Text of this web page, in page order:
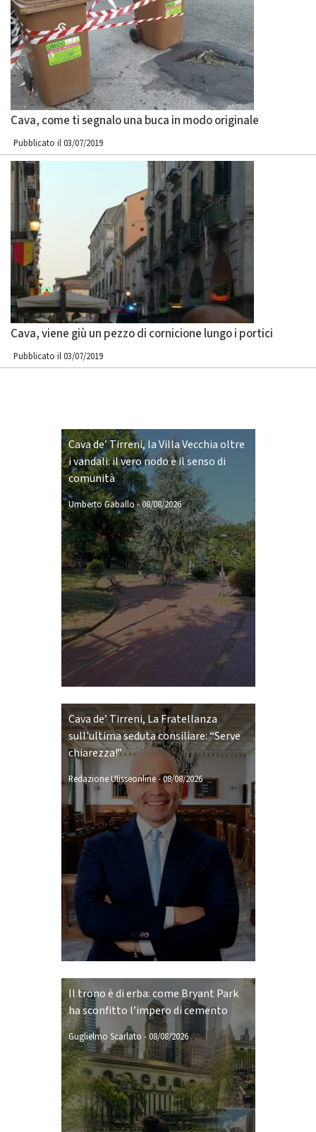
Cava, come ti segnalo una buca in modo originale
Pubblicato il 03/07/2019
Cava, viene giù un pezzo di cornicione lungo i portici
Pubblicato il 03/07/2019
Cava de’ Tirreni, la Villa Vecchia oltre
i vandali: il vero nodo è il senso di
comunità
Umberto Gaballo-08/08/2026
Cava de’ Tirreni, La Fratellanza
sull'ultima seduta consiliare: “Serve
chiarezza!”
Redazione Ulisseonline-08/08/2026
Il trono è di erba: come Bryant Park
ha sconfitto l’impero di cemento
Guglielmo Scarlato -08/08/2026